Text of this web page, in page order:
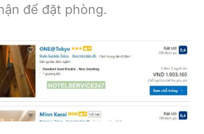
để đặt phòng.